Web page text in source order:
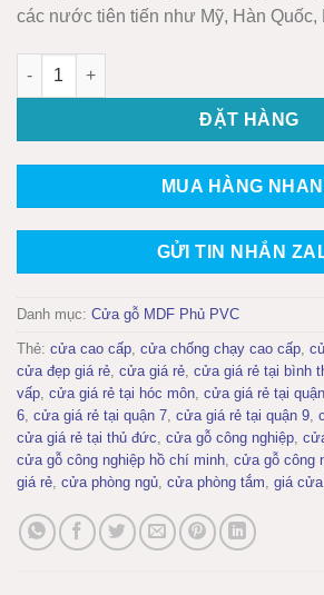
các nước tiên tiến như Mỹ, Hàn
Cửa gỗ công nghiệp MDF phủ PVC
ĐẶT HÀNG
MUA HÀNG
GỬI TIN NHẮN
Danh mục: Cửa gỗ MDF Phủ PVC
Thẻ: cửa cao cấp cửa chống chạy cao cấp
cửa đẹp giá rẻ cửa giá rẻ cửa giá rẻ tại bình
vấp cửa giá rẻ tại hóc môn cửa giá rẻ tại
6 cửa giá rẻ tại quận 7 cửa giá rẻ tại quận 9
cửa giá rẻ tại thủ đức cửa gỗ công nghiệp
cửa gỗ công nghiệp hồ chí minh cửa gỗ công
giá rẻ cửa phòng ngủ cửa phòng tắm giá